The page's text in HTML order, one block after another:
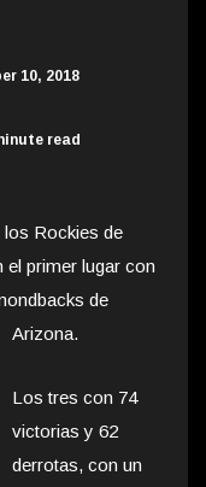
10, 2018
read
los Rockies de
el primer lugar con
de
Arizona.
Los tres con 74
victorias y 62
derrotas, con un